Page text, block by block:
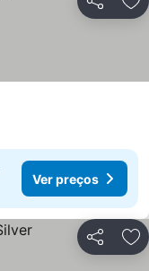
Partilhar
Ver preços
Partilhar